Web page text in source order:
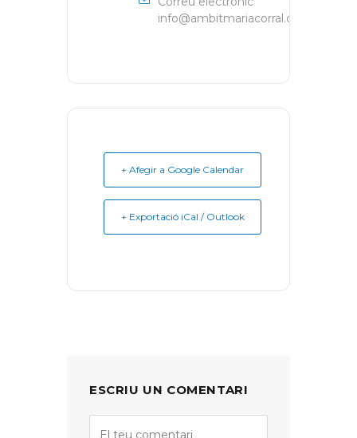
info@ambitmariacorral.com
+ Afegir a Google Calendar
+ Exportació iCal / Outlook
ESCRIU UN COMENTARI